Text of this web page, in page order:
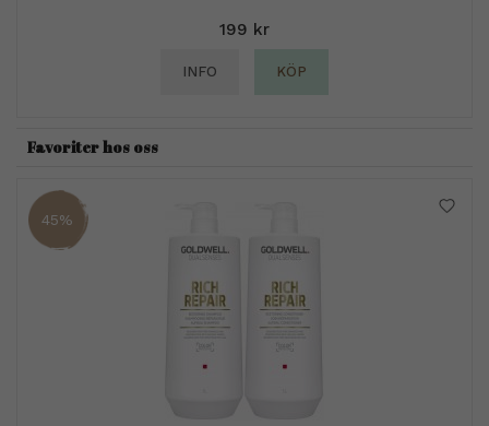
199 kr
INFO KÖP
Favoriter hos oss
45%